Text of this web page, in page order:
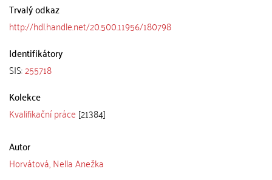
Trvalý odkaz
http://hdl.handle.net/20.500.11956/180798
Identifikátory
SIS:255718
Kolekce
Kvalifikační práce [21384]
Autor
Horvátová, Nella Anežka